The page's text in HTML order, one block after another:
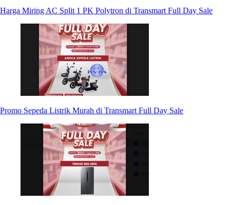
Harga Miring AC Split 1 PK Polytron di Transmart Full Day Sale
Promo Sepeda Listrik Murah di Transmart Full Day Sale